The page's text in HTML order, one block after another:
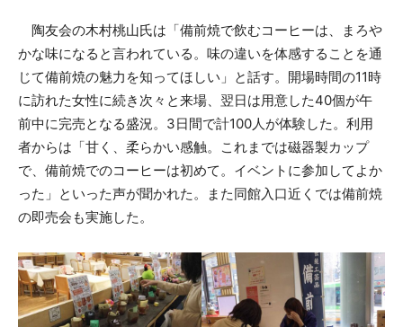
陶友会の木村桃山氏は「備前焼で飲むコーヒーは、まろや
かな味になると言われている。味の違いを体感することを通
じて備前焼の魅力を知ってほしい」と話す。開場時間の11時
に訪れた女性に続き次々と来場、翌日は用意した40個が午
前中に完売となる盛況。3日間で計100人が体験した。利用
者からは「甘く、柔らかい感触。これまでは磁器製カップ
で、備前焼でのコーヒーは初めて。イベントに参加してよか
った」といった声が聞かれた。また同館入口近くでは備前焼
の即売会も実施した。